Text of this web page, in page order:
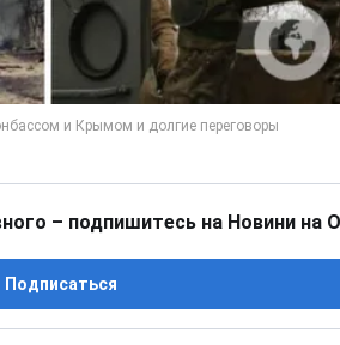
– подпишитесь на Новини на
Подписаться